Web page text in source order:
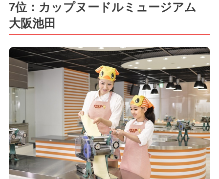
7位：カップヌードルミュージアム
大阪池田